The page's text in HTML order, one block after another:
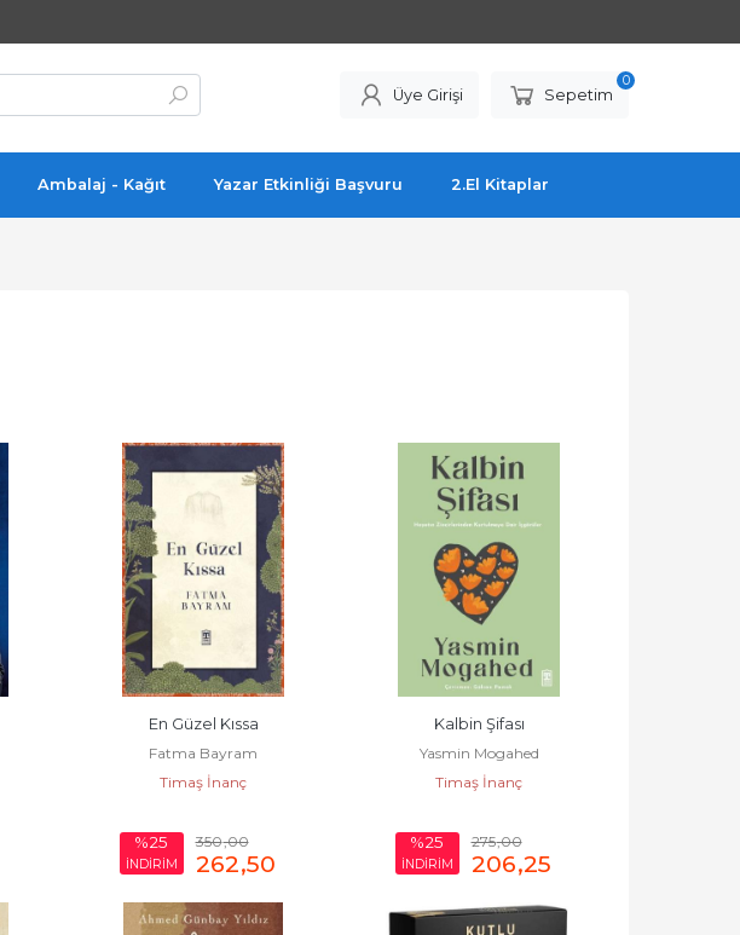
Üye Girişi Sepetim
0
Ambalaj - Kağıt Yazar Etkinliği Başvuru 2.El Kitaplar
En Güzel Kıssa
Fatma Bayram
Timaş İnanç
%25
İNDİRİM
350,00
262,50
Kalbin Şifası
Yasmin Mogahed
Timaş İnanç
%25
İNDİRİM
275,00
206,25